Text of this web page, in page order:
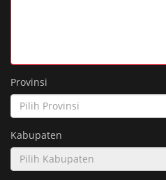
Provinsi
Pilih Provinsi
Kabupaten
Pilih Kabupaten